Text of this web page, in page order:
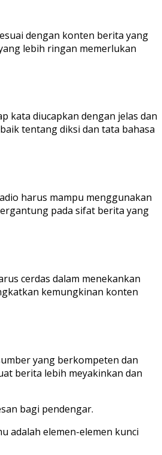
dengan konten berita yang
lebih ringan memerlukan
kata diucapkan dengan jelas dan
tentang diksi dan tata bahasa
harus mampu menggunakan
pada sifat berita yang
cerdas dalam menekankan
kemungkinan konten
yang berkompeten dan
berita lebih meyakinkan dan
bagi pendengar.
adalah elemen-elemen kunci